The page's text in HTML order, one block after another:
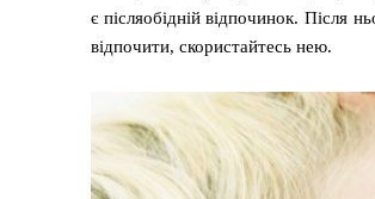
є післяобідній відпочинок. Після
відпочити, скористайтесь нею.